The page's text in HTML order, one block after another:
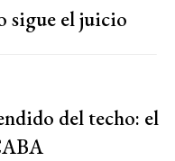
sigue el juicio
del techo: el